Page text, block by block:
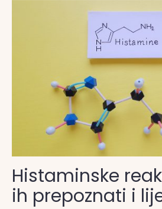
Histaminske
ih prepoznati i